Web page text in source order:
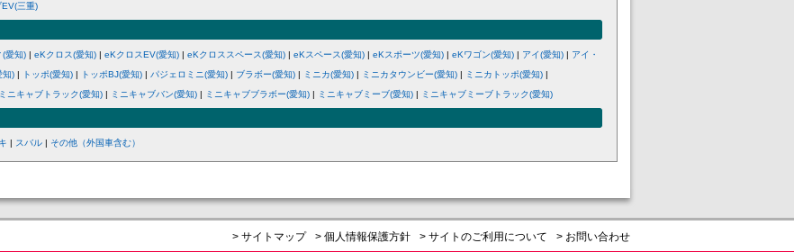
EV(三重)
(愛知) | eKクロス(愛知) | eKクロスEV(愛知) | eKクロススペース(愛知) | eKスペース(愛知) | eKスポーツ(愛知) | eKワゴン(愛知) | アイ(愛知) | アイ・
知) | トッポ(愛知) | トッポBJ(愛知) | パジェロミニ(愛知) | ブラボー(愛知) | ミニカ(愛知) | ミニカタウンビー(愛知) | ミニカトッポ(愛知) |
ミニキャブトラック(愛知) | ミニキャブバン(愛知) | ミニキャブブラボー(愛知) | ミニキャブミーブ(愛知) | ミニキャブミーブトラック(愛知)
| スバル | その他（外国車含む）
> サイトマップ > 個人情報保護方針 > サイトのご利用について > お問い合わせ